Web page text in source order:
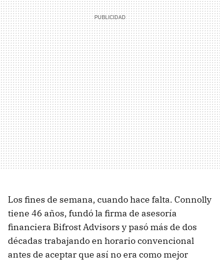
Los fines de semana, cuando hace falta. Connolly
tiene 46 años, fundó la firma de asesoría
financiera Bifrost Advisors y pasó más de dos
décadas trabajando en horario convencional
antes de aceptar que así no era como mejor